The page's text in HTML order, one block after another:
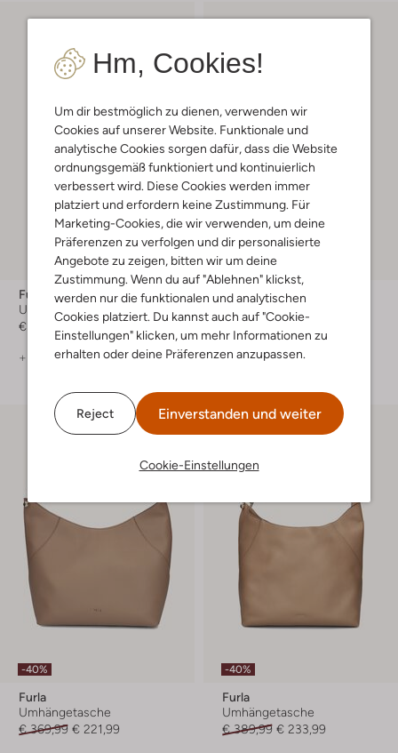
Hm, Cookies!
Um dir bestmöglich zu dienen, verwenden wir
Cookies auf unserer Website. Funktionale und
analytische Cookies sorgen dafür, dass die Website
ordnungsgemäß funktioniert und kontinuierlich
verbessert wird. Diese Cookies werden immer
platziert und erfordern keine Zustimmung. Für
Marketing-Cookies, die wir verwenden, um deine
Präferenzen zu verfolgen und dir personalisierte
Angebote zu zeigen, bitten wir um deine
Zustimmung. Wenn du auf "Ablehnen" klickst,
werden nur die funktionalen und analytischen
Cookies platziert. Du kannst auch auf "Cookie-
Einstellungen" klicken, um mehr Informationen zu
erhalten oder deine Präferenzen anzupassen.
Reject Einverstanden und weiter
Cookie-Einstellungen
Furla
Umhängetasche
€ 549,99
+ mehr farben
-40%
Furla
Umhängetasche
€ 394,99 € 236,99
-40%
Furla
Umhängetasche
€ 369,99 € 221,99
-40%
Furla
Umhängetasche
€ 389,99 € 233,99